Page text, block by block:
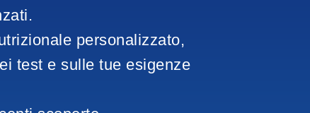
personalizzato,
test e sulle tue esigenze